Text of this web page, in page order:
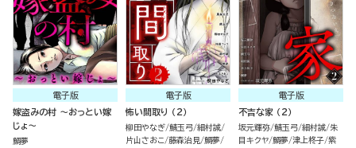
電子版
嫁盗みの村 ～おっとい嫁
じょ～
鯛夢
電子版
怖い間取り （2）
柳田やなぎ 鯖玉弓 細村誠
片山さおこ 藤森治見 鯛夢
電子版
不吉な家 （2）
坂元輝弥 鯖玉弓 細村誠 朱
目キクヤ 鯛夢 津上柊子 紫